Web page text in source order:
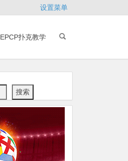
设置菜单
EPCP扑克教学
搜索